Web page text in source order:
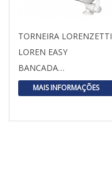
TORNEIRA LORENZETTI
LOREN EASY
BANCADA…
MAIS INFORMAÇÕES